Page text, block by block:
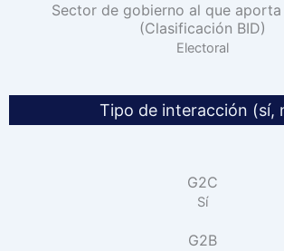
Sector de gobierno al que aporta
(Clasificación BID)
Electoral
Tipo de interacción (sí,
G2C
Sí
G2B